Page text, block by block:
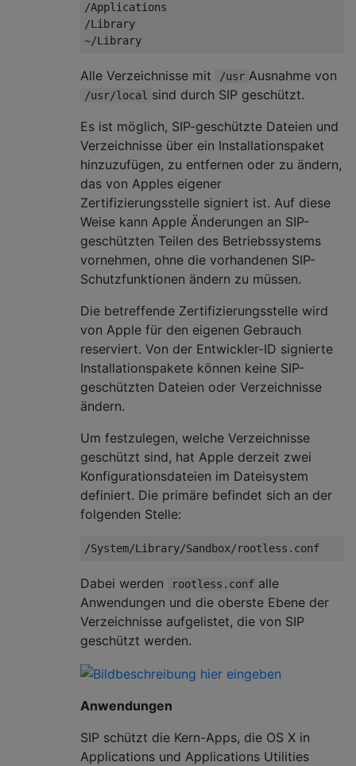
/Applications
/Library
Alle Verzeichnisse mit /usr Ausnahme von
/usr/local sind durch SIP geschützt.
Es ist möglich, SIP-geschützte Dateien und
Verzeichnisse über ein Installationspaket
hinzuzufügen, zu entfernen oder zu ändern,
das von Apples eigener
Zertifizierungsstelle signiert ist. Auf diese
Weise kann Apple Änderungen an SIP-
geschützten Teilen des Betriebssystems
vornehmen, ohne die vorhandenen SIP-
Schutzfunktionen ändern zu müssen.
Die betreffende Zertifizierungsstelle wird
von Apple für den eigenen Gebrauch
reserviert. Von der Entwickler-ID signierte
Installationspakete können keine SIP-
geschützten Dateien oder Verzeichnisse
ändern.
Um festzulegen, welche Verzeichnisse
geschützt sind, hat Apple derzeit zwei
Konfigurationsdateien im Dateisystem
definiert. Die primäre befindet sich an der
folgenden Stelle:
Dabei werden rootless.conf alle
Anwendungen und die oberste Ebene der
Verzeichnisse aufgelistet, die von SIP
geschützt werden.
Anwendungen
SIP schützt die Kern-Apps, die OS X in
Applications und Applications Utilities